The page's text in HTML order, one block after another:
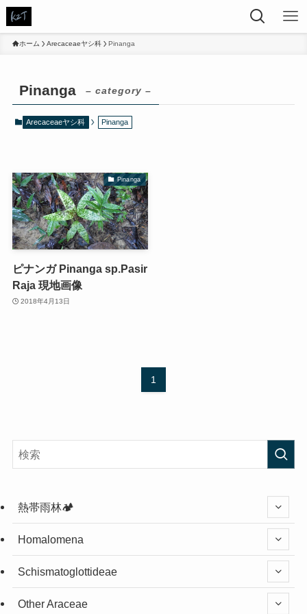
ホーム Arecaceaeヤシ科 Pinanga
Pinanga – category –
Arecaceaeヤシ科 Pinanga
Pinanga
ピナンガ Pinanga sp.Pasir
Raja 現地画像
2018年4月13日
1
熱帯雨林🏕️
Homalomena
Schismatoglottideae
Other Araceae